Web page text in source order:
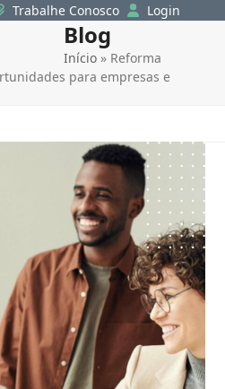
Trabalhe Conosco Login
Blog
Início » Reforma
para empresas e